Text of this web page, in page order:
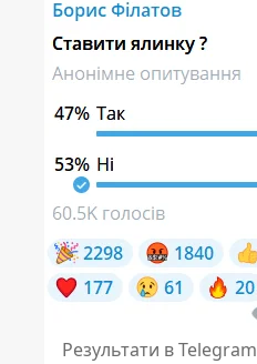
Результати в Telegram